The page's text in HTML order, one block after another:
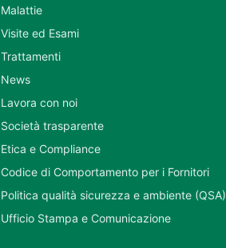
Malattie
Visite ed Esami
Trattamenti
News
Lavora con noi
Società trasparente
Etica e Compliance
Codice di Comportamento per i Fornitori
Politica qualità sicurezza e ambiente (QSA)
Ufficio Stampa e Comunicazione